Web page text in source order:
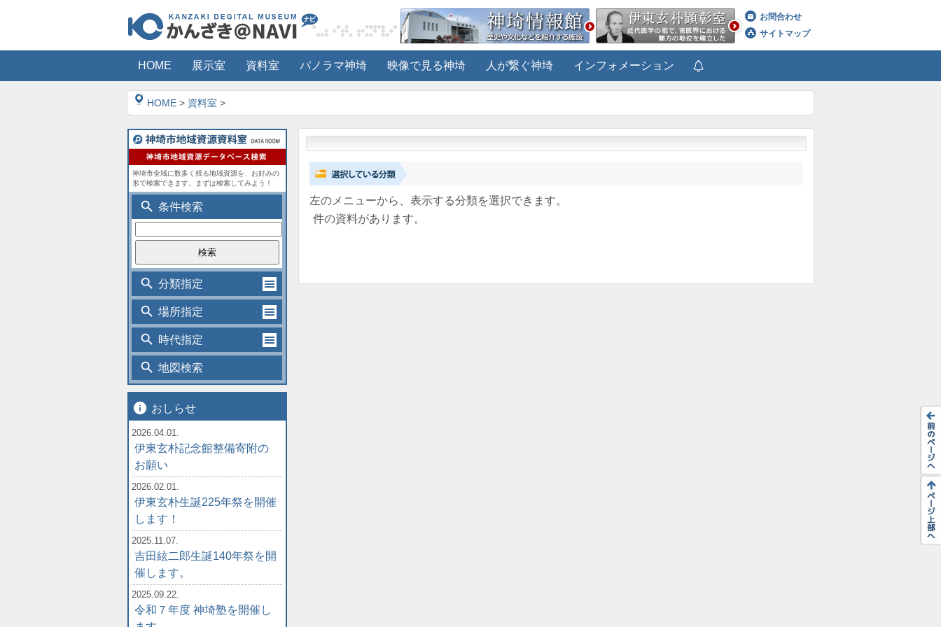
お問合わせ
サイトマップ
HOME 展示室 資料室 パノラマ神埼 映像で見る神埼 人が繋ぐ神埼 インフォメーション
HOME > 資料室 >
左のメニューから、表示する分類を選択できます。
件の資料があります。
神埼市全域に数多く残る地域資源を、お好みの
形で検索できます。まずは検索してみよう！
search 条件検索
search 分類指定
search 場所指定
search 時代指定
search 地図検索
info おしらせ
2026.04.01.
伊東玄朴記念館整備寄附の
お願い
2026.02.01.
伊東玄朴生誕225年祭を開催
します！
2025.11.07.
吉田絃二郎生誕140年祭を開
催します。
2025.09.22.
令和７年度 神埼塾を開催し